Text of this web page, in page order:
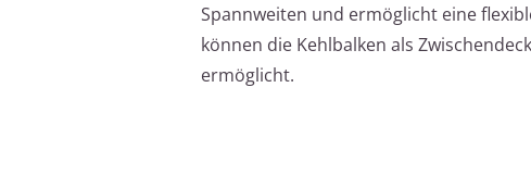
Spannweiten und ermöglicht eine
können die Kehlbalken als
ermöglicht.